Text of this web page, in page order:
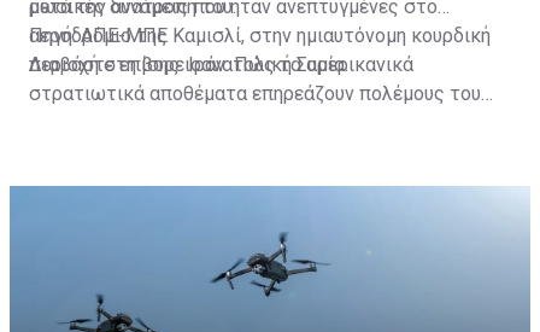
μετά την ανατροπή του.
ρωσικές δυνάμεις που ήταν ανεπτυγμένες στο
αεροδρόμιο της Καμισλί, στην ημιαυτόνομη κουρδική
περιοχή στη βορειοανατολική Συρία.
Πηγή: ΑΠΕ-ΜΠΕ
Διαβάστε επίσης:Ιράν: Πώς τα αμερικανικά
στρατιωτικά αποθέματα επηρεάζουν πολέμους του